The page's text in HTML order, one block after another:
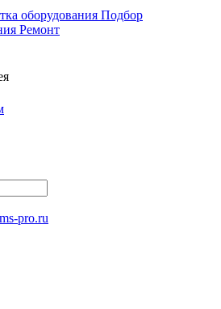
оборудования Подбор
Ремонт
pro.ru